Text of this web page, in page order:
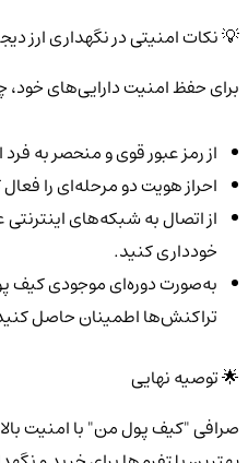
💡 نکات امنیتی در نگهداری ارز
برای حفظ امنیت دارایی‌های خود،
از رمز عبور قوی و منحصر به فرد
احراز هویت دو مرحله‌ای را فعال
از اتصال به شبکه‌های
خودداری کنید.
به‌صورت دوره‌ای موجودی کیف
تراکنش‌ها اطمینان حاصل
🌟 توصیه نهایی
صرافی "کیف پول من" با امنیت بالا